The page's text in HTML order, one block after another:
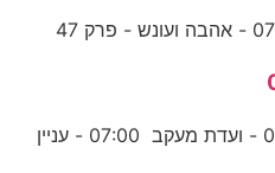
06:00 - החדשות הטובות 06:30 - ועדת מעקב 07:00 - עניין